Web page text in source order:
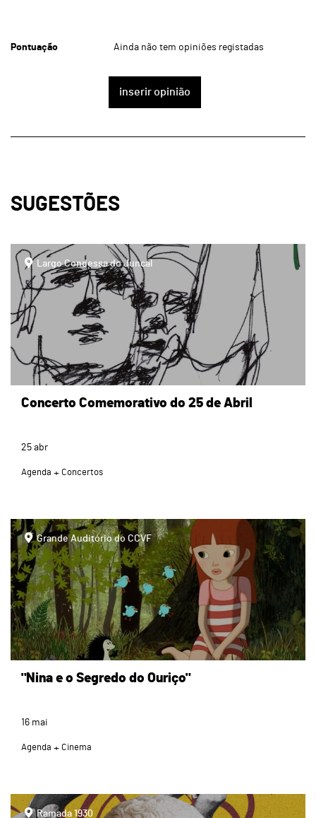
Pontuação Ainda não tem opiniões registadas
inserir opinião
SUGESTÕES
page
Largo Condessa do Juncal
Concerto Comemorativo do 25 de Abril
25 abr
Agenda Concertos
page
Grande Auditório do CCVF
"Nina e o Segredo do Ouriço"
16 mai
Agenda Cinema
page
Ramada 1930